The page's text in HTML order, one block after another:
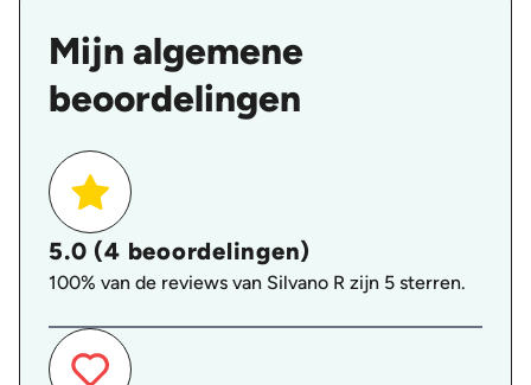
Mijn algemene
beoordelingen
5.0 (4 beoordelingen)
100% van de reviews van Silvano R zijn 5 sterren.